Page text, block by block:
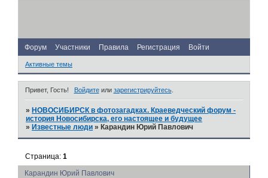
Форум Участники Правила Регистрация Войти
Активные темы
Привет, Гость! Войдитеили зарегистрируйтесь.
» НОВОСИБИРСК в фотозагадках. Краеведческий форум -
история Новосибирска, его настоящее и будущее
» Известные люди » Карандин Юрий Павлович
Карандин Юрий Павлович
Страница:1